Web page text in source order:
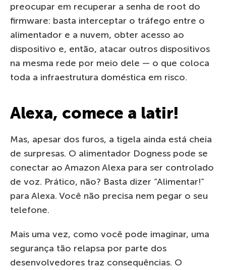
preocupar em recuperar a senha de root do
firmware: basta interceptar o tráfego entre o
alimentador e a nuvem, obter acesso ao
dispositivo e, então, atacar outros dispositivos
na mesma rede por meio dele — o que coloca
toda a infraestrutura doméstica em risco.
Alexa, comece a latir!
Mas, apesar dos furos, a tigela ainda está cheia
de surpresas. O alimentador Dogness pode se
conectar ao Amazon Alexa para ser controlado
de voz. Prático, não? Basta dizer “Alimentar!”
para Alexa. Você não precisa nem pegar o seu
telefone.
Mais uma vez, como você pode imaginar, uma
segurança tão relapsa por parte dos
desenvolvedores traz consequências. O